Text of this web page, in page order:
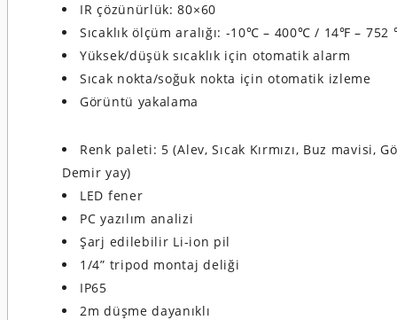
IR çözünürlük: 80×60
Sıcaklık ölçüm aralığı: -10℃ – 400℃ / 14℉ – 752
Yüksek/düşük sıcaklık için otomatik alarm
Sıcak nokta/soğuk nokta için otomatik izleme
Görüntü yakalama
Renk paleti: 5 (Alev, Sıcak Kırmızı, Buz mavisi,
Demir yay)
LED fener
PC yazılım analizi
Şarj edilebilir Li-ion pil
1/4” tripod montaj deliği
IP65
2m düşme dayanıklı